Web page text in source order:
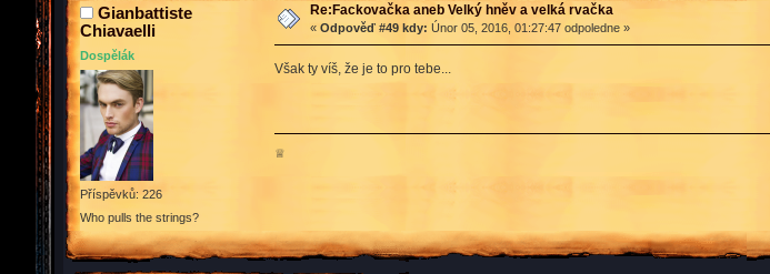
Gianbattiste
Chiavaelli
Dospělák
Příspěvků: 226
Who pulls the strings?
Re:Fackovačka aneb Velký hněv a velká rvačka
« Odpověď #49 kdy: Únor 05, 2016, 01:27:47 odpoledne »
Však ty víš, že je to pro tebe...
♕